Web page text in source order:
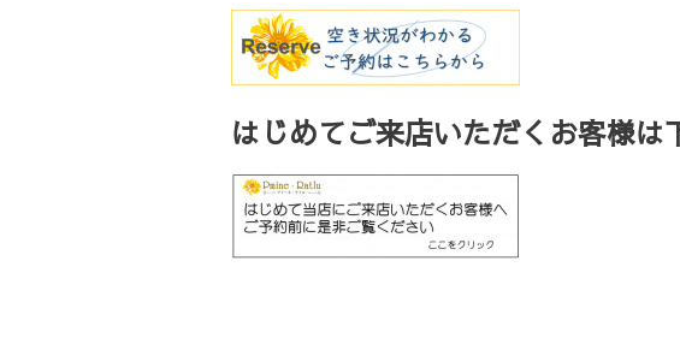
はじめてご来店いただくお客様は